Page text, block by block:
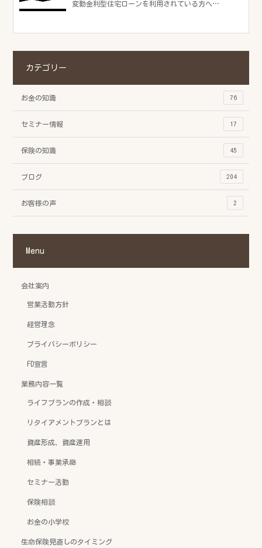
変動金利型住宅ローンを利用されている方へ…
カテゴリー
お金の知識 76
セミナー情報 17
保険の知識 45
ブログ 204
お客様の声 2
Menu
会社案内
営業活動方針
経営理念
プライバシーポリシー
FD宣言
業務内容一覧
ライフプランの作成・相談
リタイアメントプランとは
資産形成、資産運用
相続・事業承継
セミナー活動
保険相談
お金の小学校
生命保険見直しのタイミング